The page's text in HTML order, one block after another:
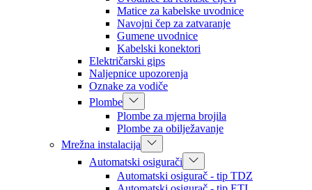
Matice za kabelske uvodnice
Navojni čep za zatvaranje
Gumene uvodnice
Kabelski konektori
Električarski gips
Naljepnice upozorenja
Oznake za vodiče
Plombe
Plombe za mjerna brojila
Plombe za obilježavanje
Mrežna instalacija
Automatski osigurači
Automatski osigurač - tip TDZ